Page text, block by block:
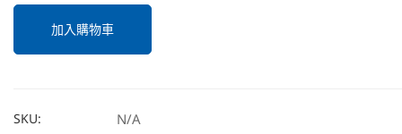
加入購物車
SKU: N/A